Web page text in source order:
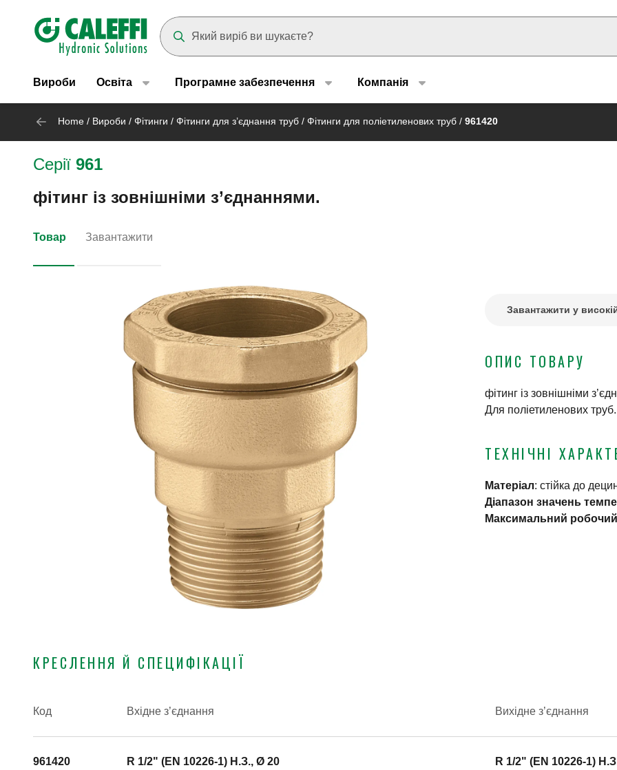
Header main navigation
Вироби Освіта Програмне забезпечення Компанія
Home / Вироби / Фітинги / Фітинги для з’єднання труб / Фітинги для поліетиленових труб / 961420
Серії 961
фітинг із зовнішніми з’єднаннями.
Товар Завантажити
Завантажити у
ОПИС ТОВАРУ
фітинг із зовнішніми
Для поліетиленових труб.
ТЕХНІЧНІ
Матеріал: стійка до
Діапазон значень
Максимальний
КРЕСЛЕННЯ Й СПЕЦИФІКАЦІЇ
Код Вхідне з’єднання
Вихідне з’єднання
961420
R 1/2" (EN 10226-1) H.З., Ø 20
R 1/2" (EN 10226-1)